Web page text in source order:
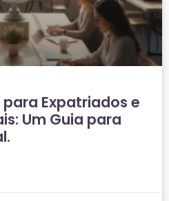
Expatriados e
Um Guia para